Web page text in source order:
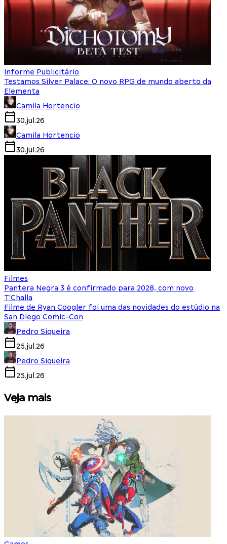
Informe Publicitário
Testamos Silver Palace: O novo RPG de mundo aberto da
Elementa
Camila Hortencio
30.jul.26
Camila Hortencio
30.jul.26
Filmes
Pantera Negra 3 é confirmado para 2028, com novo
T'Challa
Filme de Ryan Coogler foi uma das novidades do estúdio na
San Diego Comic-Con
Pedro Siqueira
25.jul.26
Pedro Siqueira
25.jul.26
Veja mais